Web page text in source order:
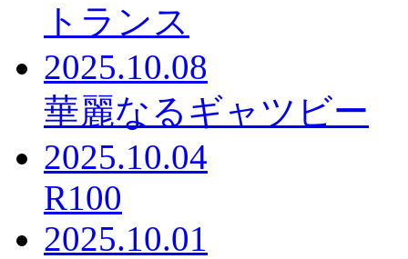
トランス
2025.10.08
華麗なるギャツビー
2025.10.04
R100
2025.10.01